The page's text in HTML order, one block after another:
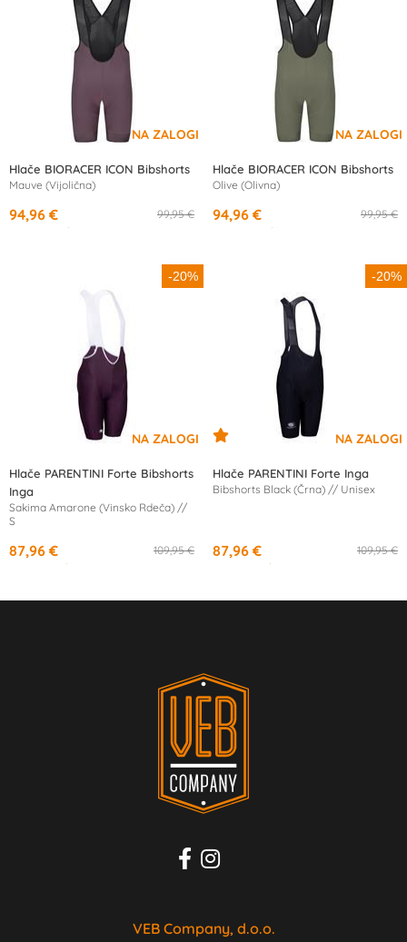
Hlače BIORACER ICON Bibshorts
Mauve (Vijolična)
99,95 €
94,96 €
/mesec
Hlače BIORACER ICON Bibshorts
Olive (Olivna)
99,95 €
94,96 €
/mesec
-20%
Hlače PARENTINI Forte Bibshorts
Inga
Sakima Amarone (Vinsko Rdeča) //
S
109,95 €
87,96 €
/mesec
-20%
Hlače PARENTINI Forte Inga
Bibshorts Black (Črna) // Unisex
109,95 €
87,96 €
/mesec
VEB Company, d.o.o.